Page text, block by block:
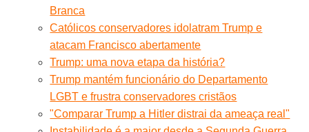
Branca
Católicos conservadores idolatram Trump e
atacam Francisco abertamente
Trump: uma nova etapa da história?
Trump mantém funcionário do Departamento
LGBT e frustra conservadores cristãos
"Comparar Trump a Hitler distrai da ameaça real"